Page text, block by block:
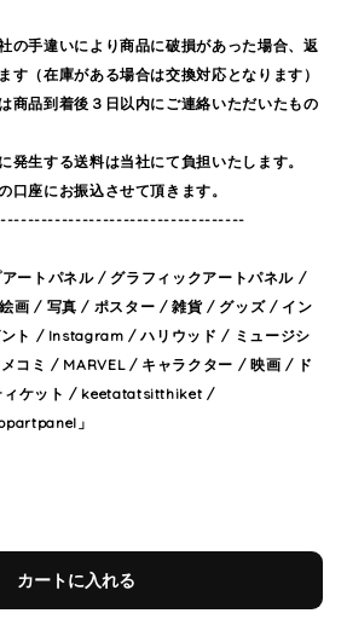
手違いにより商品に破損があった場合、返
す（在庫がある場合は交換対応となります）
品到着後３日以内にご連絡いただいたもの
生する送料は当社にて負担いたします。
座にお振込させて頂きます。
ートパネル / グラフィックアートパネル /
画 / 写真 / ポスター / 雑貨 / グッズ / イン
ト / Instagram / ハリウッド / ミュージシ
コミ / MARVEL / キャラクター / 映画 / ド
ィケット / keetatatsitthiket /
」
カートに入れる